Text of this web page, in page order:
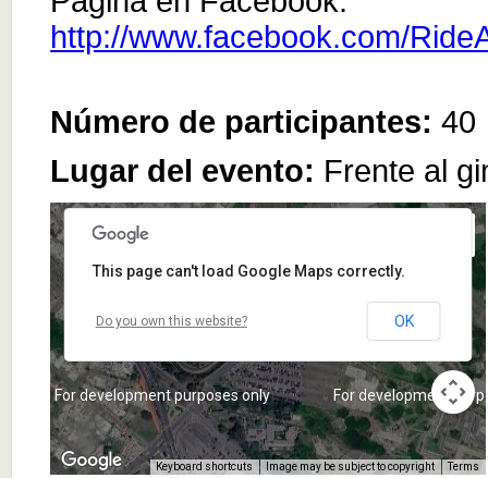
http://www.facebook.com/
Número de participantes:40
Lugar del evento: Frente al
For development
For development purposes only For development
For development purposes only
Keyboard shortcuts Image may be subject to copyright Terms
This page can't load Google Maps correctly.
Do you own this website? OK